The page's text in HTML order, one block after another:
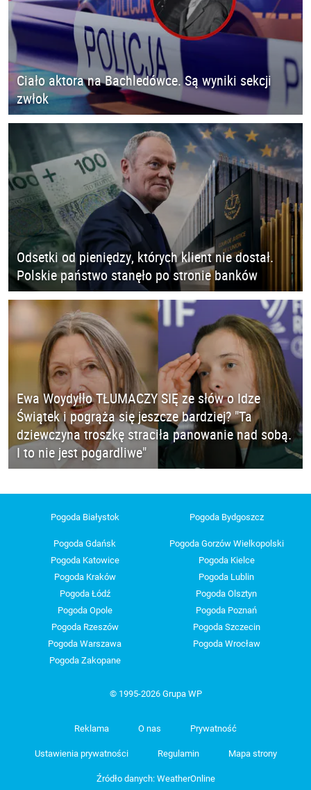
Ciało aktora na Bachledówce. Są wyniki sekcji
zwłok
Odsetki od pieniędzy, których klient nie dostał.
Polskie państwo stanęło po stronie banków
Ewa Woydyłło TŁUMACZY SIĘ ze słów o Idze
Świątek i pogrąża się jeszcze bardziej? "Ta
dziewczyna troszkę straciła panowanie nad sobą.
I to nie jest pogardliwe"
Pogoda Białystok Pogoda Bydgoszcz
Pogoda Gdańsk
Pogoda Gorzów Wielkopolski
Pogoda Katowice
Pogoda Kielce
Pogoda Kraków
Pogoda Lublin
Pogoda Łódź
Pogoda Olsztyn
Pogoda Opole
Pogoda Poznań
Pogoda Rzeszów
Pogoda Szczecin
Pogoda Warszawa
Pogoda Wrocław
Pogoda Zakopane
© 1995-2026 Grupa WP
Reklama O nas Prywatność
Ustawienia prywatności Regulamin Mapa strony
Źródło danych: WeatherOnline